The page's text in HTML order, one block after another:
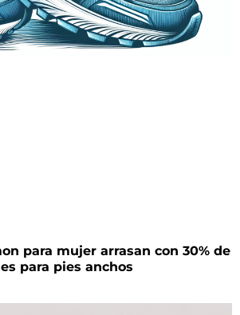
para mujer arrasan con 30% de
para pies anchos